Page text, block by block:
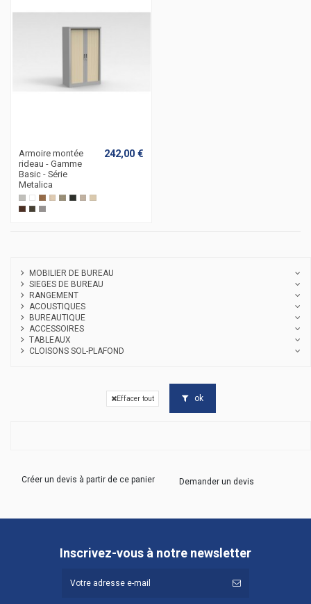
Armoire montée
rideau - Gamme
Basic - Série
Metalica
Gris clair
Blancpoirier
acacia clair
acacia fonçé
anthracite
chêne moyen
hêtre
wengué
zebrano
Argent
242,00 €
MOBILIER DE BUREAU
SIEGES DE BUREAU
RANGEMENT
ACOUSTIQUES
BUREAUTIQUE
ACCESSOIRES
TABLEAUX
CLOISONS SOL-PLAFOND
Effacer tout ok
Créer un devis à partir de ce panier Demander un devis
Inscrivez-vous à notre newsletter